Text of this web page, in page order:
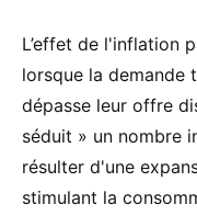
L’effet de l'inflation
lorsque la demande
dépasse leur offre
séduit » un nombre
résulter d'une
stimulant la